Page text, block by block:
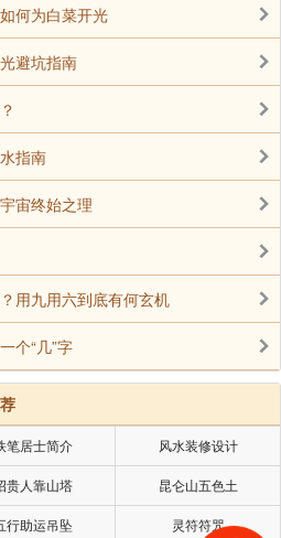
的伟大：
德：“人身难得，经过了轮回
此生的父母有缘，得以藉着母
右，胎儿在母腹中渐渐生出五
精眼、耳、鼻、口舌、意的窍
天天增加，母亲觉得有山狱般
踢乱动，使慈母觉得如同地震
直惦念腹中的胎儿，加上身心
，漂亮的衣服收起来了，也很
思：经过十月怀胎日满月
母亲像是得了重病，四肢乏
心里更是充满了恐惧焦急，
的平安，经常泪满襟，以悲愁
的并不是自身的安危，而是担
贝孩子的小生命!”
何为白菜开光
避坑指南
指南
宙终始之理
用九用六到底有何玄机
个“几”字
笔居士简介 风水装修设计
贵人靠山塔 昆仑山五色土
行助运吊坠 灵符符咒